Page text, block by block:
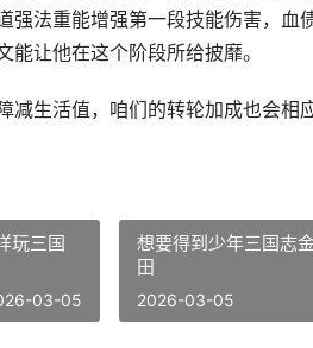
强法重能增强第一段技能伤害，血
让他在这个阶段所给披靡。
减生活值，咱们的转轮加成也会相
玩三国
03-05
想要得到少年三国志
田
2026-03-05